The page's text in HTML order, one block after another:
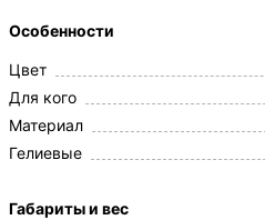
Особенности
Цвет
Для кого
Материал
Гелиевые
Габариты и вес